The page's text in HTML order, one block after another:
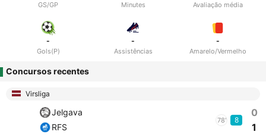
GS/GP Minutes Avaliação média
-
Gols(P)
-
Assistências
-
Amarelo/Vermelho
Concursos recentes
Virsliga
Jelgava
RFS
78' 8
0
1